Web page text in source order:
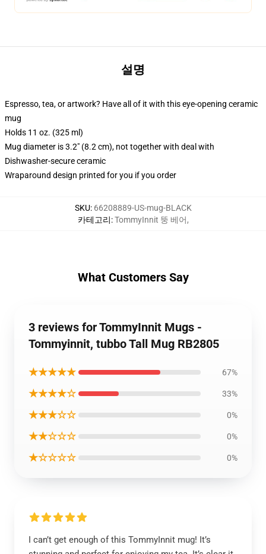
설명
Espresso, tea, or artwork? Have all of it with this eye-opening ceramic
mug
Holds 11 oz. (325 ml)
Mug diameter is 3.2" (8.2 cm), not together with deal with
Dishwasher-secure ceramic
Wraparound design printed for you if you order
SKU: 66208889-US-mug-BLACK
카테고리:TommyInnit 뚱 베어,
What Customers Say
3 reviews for TommyInnit Mugs -
Tommyinnit, tubbo Tall Mug RB2805
★★★★★ 67%
★★★★☆ 33%
★★★☆☆ 0%
★★☆☆☆ 0%
★☆☆☆☆ 0%
I can’t get enough of this TommyInnit mug! It’s